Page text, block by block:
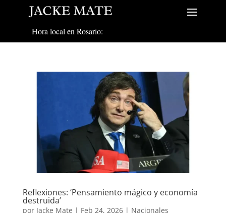
Hora local en Rosario:
Reflexiones: ‘Pensamiento mágico y economía
destruida’
por Jacke Mate | Feb 24, 2026| Nacionales